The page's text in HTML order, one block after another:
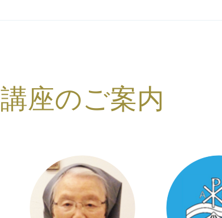
講座のご案内